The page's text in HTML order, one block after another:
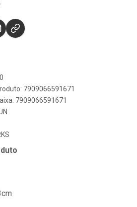
7909066591671
7909066591671